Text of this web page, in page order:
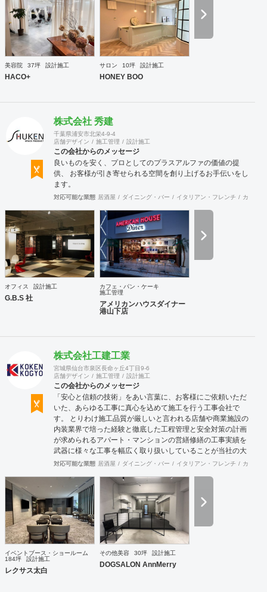
多様な請負形態が可能です。工場では金属を中心にさまざま
な素材を用いた制作が可能で、例えば通常デザイン性とは無
縁な特定防火設備（鉄扉）などにも高いデザイン性を施すこ
とも可能です。 GRIDFRAME とりかえのきかない空間
https://gridframe.co.jp/ Synes(シネス) 霧のようなやわらか
な空間 http://synes.jp/ SOTOCHIKU 時間の蓄積を取り
込む空間 https://sotochiku.com/
美容院 37坪 設計施工
HACO+
サロン 10坪 設計施工
HONEY BOO
株式会社 秀建
千葉県浦安市北栄4-9-4
店舗デザイン
施工管理 設計施工
この会社からのメッセージ
良いものを安く、プロとしてのプラスアルファの価値の提
供、 お客様が引き寄せられる空間を創り上げるお手伝いをし
ます。
対応可能な業態 居酒屋 ダイニング・バー イタリアン・フレンチ カフェ
オフィス 設計施工
G.B.S 社
カフェ・パン・ケーキ
施工管理
アメリカンハウスダイナー
港山下店
株式会社工建工業
宮城県仙台市泉区長命ヶ丘4丁目9-6
店舗デザイン
施工管理 設計施工
この会社からのメッセージ
「安心と信頼の技術」をあい言葉に、お客様にご依頼いただ
いた、あらゆる工事に真心を込めて施工を行う工事会社で
す。 とりわけ施工品質が厳しいと言われる店舗や商業施設の
内装業界で培った経験と徹底した工程管理と安全対策の計画
が求められるアパート・マンションの営繕修繕の工事実績を
武器に様々な工事を幅広く取り扱いしていることが当社の大
きな特徴です。
対応可能な業態 居酒屋 ダイニング・バー イタリアン・フレンチ カフェ
イベントブース・ショールーム
184坪
設計施工
レクサス太白
その他美容 30坪 設計施工
DOGSALON AnnMerry